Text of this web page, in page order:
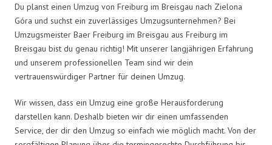
Du planst einen Umzug von Freiburg im Breisgau nach Zielona
Góra und suchst ein zuverlässiges Umzugsunternehmen? Bei
Umzugsmeister Baer Freiburg im Breisgau aus Freiburg im
Breisgau bist du genau richtig! Mit unserer langjährigen Erfahrung
und unserem professionellen Team sind wir dein
vertrauenswürdiger Partner für deinen Umzug.
Wir wissen, dass ein Umzug eine große Herausforderung
darstellen kann. Deshalb bieten wir dir einen umfassenden
Service, der dir den Umzug so einfach wie möglich macht. Von der